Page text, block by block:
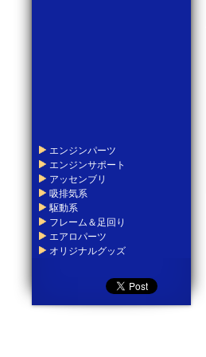
エンジンパーツ
エンジンサポート
アッセンブリ
吸排気系
駆動系
フレーム＆足回り
エアロパーツ
オリジナルグッズ